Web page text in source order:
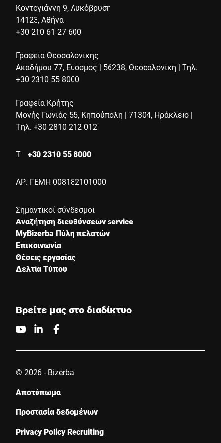
Κοντογιάννη 9, Λυκόβρυση
14123, Αθήνα
+30 210 61 27 600
Γραφεία Θεσσαλονίκης
Ακαδήμου 77, Εύοσμος | 56238, Θεσσαλονίκη | Τηλ.
+30 2310 55 8000
Γραφεία Κρήτης
Μονής Γωνιάς 55, Κηπούπολη | 71304, Ηράκλειο |
Τηλ. +30 2810 212 012
Τ +30 2310 55 8000
ΑΡ. ΓΕΜΗ 008182101000
Σημαντικοί σύνδεσμοι
Αναζήτηση διευθύνσεων service
MyBizerba Πύλη πελατών
Επικοινωνία
Θέσεις εργασίας
Δελτία Τύπου
Βρείτε μας στο διαδίκτυο
© 2026 - Bizerba
Αποτύπωμα
Προστασία δεδομένων
Privacy Policy Recruiting